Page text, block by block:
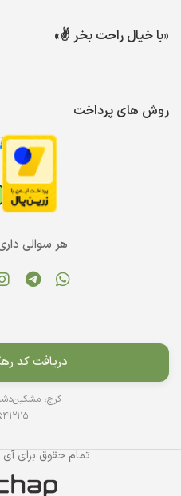
«با خیال راحت بخر ✌️»
روش های پرداخت
هر سوالی
دریافت کد
کرج،
تمام حقوق برای